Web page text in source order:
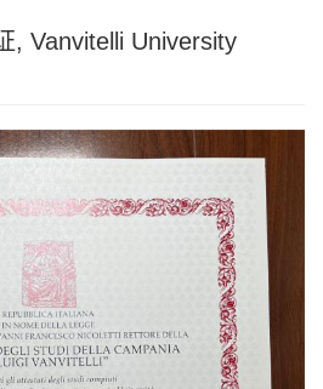
, Vanvitelli University